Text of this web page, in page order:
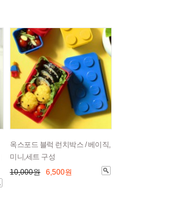
옥스포드 블럭 런치박스 / 베이직,
미니,세트 구성
10,000원 6,500원